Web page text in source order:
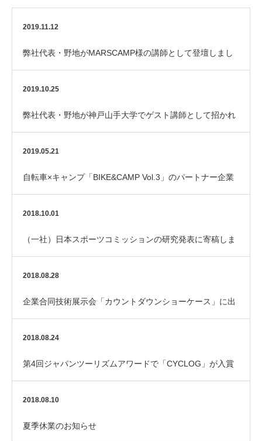
2019.11.12
弊社代表・野地がMARSCAMP様の講師として登壇しまし
た
2019.10.25
弊社代表・野地が神戸山手大学でゲスト講師として招かれ
ました
2019.05.21
自転車×キャンプ「BIKE&CAMP Vol.3」のパートナー企業
になりました
2018.10.01
（一社）日本スポーツコミッションの研究発表に寄稿しま
した
2018.08.28
企業合同技術展示会「カウントダウンショーケース」に出
展いたします
2018.08.24
第4回ジャパンツーリズムアワードで「CYCLOG」が入賞
しました！
2018.08.10
夏季休業のお知らせ